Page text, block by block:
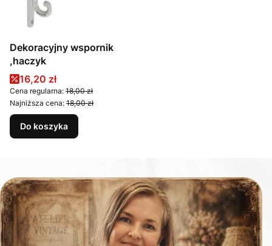
Dekoracyjny wspornik
,haczyk
Cena promocyjna
16,20 zł
Cena regularna: 18,00 zł
Najniższa cena: 18,00 zł
Do koszyka